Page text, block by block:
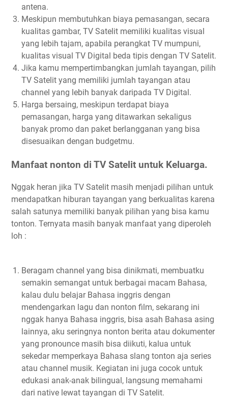
antena.
Meskipun membutuhkan biaya pemasangan, secara
kualitas gambar, TV Satelit memiliki kualitas visual
yang lebih tajam, apabila perangkat TV mumpuni,
kualitas visual TV Digital beda tipis dengan TV Satelit.
Jika kamu mempertimbangkan jumlah tayangan, pilih
TV Satelit yang memiliki jumlah tayangan atau
channel yang lebih banyak daripada TV Digital.
Harga bersaing, meskipun terdapat biaya
pemasangan, harga yang ditawarkan sekaligus
banyak promo dan paket berlangganan yang bisa
disesuaikan dengan budgetmu.
Manfaat nonton di TV Satelit untuk Keluarga.
Nggak heran jika TV Satelit masih menjadi pilihan untuk
mendapatkan hiburan tayangan yang berkualitas karena
salah satunya memiliki banyak pilihan yang bisa kamu
tonton. Ternyata masih banyak manfaat yang diperoleh
loh :
Beragam channel yang bisa dinikmati, membuatku
semakin semangat untuk berbagai macam Bahasa,
kalau dulu belajar Bahasa inggris dengan
mendengarkan lagu dan nonton film, sekarang ini
nggak hanya Bahasa inggris, bisa asah Bahasa asing
lainnya, aku seringnya nonton berita atau dokumenter
yang pronounce masih bisa diikuti, kalua untuk
sekedar memperkaya Bahasa slang tonton aja series
atau channel musik. Kegiatan ini juga cocok untuk
edukasi anak-anak bilingual, langsung memahami
dari native lewat tayangan di TV Satelit.